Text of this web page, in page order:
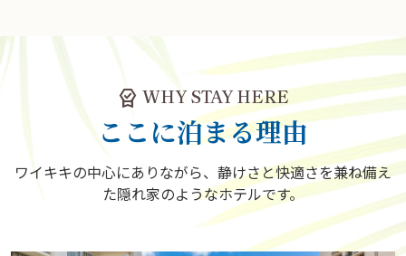
editor_choice WHY STAY HERE
ここに泊まる理由
ワイキキの中心にありながら、静けさと快適さを兼ね備え
た隠れ家のようなホテルです。